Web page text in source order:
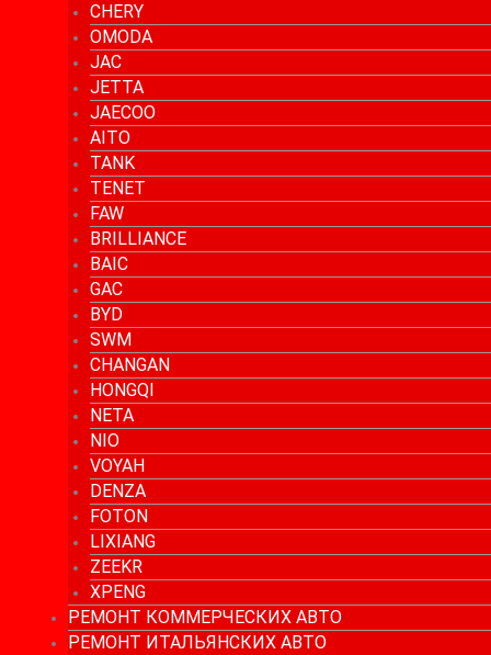
CHERY
OMODA
JAC
JETTA
JAECOO
AITO
TANK
TENET
FAW
BRILLIANCE
BAIC
GAC
BYD
SWM
CHANGAN
HONGQI
NETA
NIO
VOYAH
DENZA
FOTON
LIXIANG
ZEEKR
XPENG
РЕМОНТ КОММЕРЧЕСКИХ АВТО
РЕМОНТ ИТАЛЬЯНСКИХ АВТО